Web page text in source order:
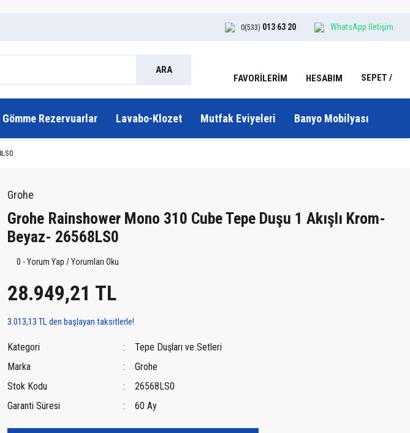
0(533) 013 63 20 WhatsApp İletişim
ARA
FAVORİLERİM HESABIM SEPET
Gömme Rezervuarlar Lavabo-Klozet Mutfak Eviyeleri Banyo Mobilyası
Grohe
Grohe Rainshower Mono 310 Cube Tepe Duşu 1 Akışlı Krom-
Beyaz- 26568LS0
0 - Yorum Yap / Yorumları Oku
28.949,21 TL
3.013,13 TL den başlayan taksitlerle!
Kategori
Tepe Duşları ve Setleri
Marka
Grohe
Stok Kodu
26568LS0
Garanti Süresi
60 Ay